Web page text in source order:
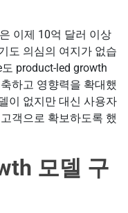
이제 10억 달러 이상
도 의심의 여지가 없습
product-led growth
하고 영향력을 확대했
이 없지만 대신 사용자
객으로 확보하도록 했
모델 구